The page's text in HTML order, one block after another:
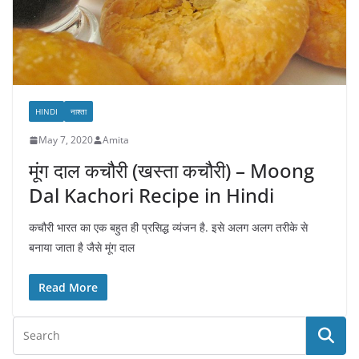
HINDI नाश्ता
May 7, 2020 Amita
मूंग दाल कचौरी (खस्ता कचौरी) – Moong
Dal Kachori Recipe in Hindi
कचौरी भारत का एक बहुत ही प्रसिद्ध व्यंजन है. इसे अलग अलग तरीके से
बनाया जाता है जैसे मूंग दाल
Read More